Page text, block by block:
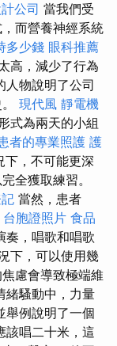
公司 當我們受
而營養神經系統
多少錢 眼科推薦
高，減少了行為
人物說明了公司
現代風 靜電機
式為兩天的小組
者的專業照護 護
下，不可能更深
全獲取練習。
當然，患者
台胞證照片 食品
奏，唱歌和唱歌
下，可以使用幾
慮會導致極端維
緒騷動中，力量
舉例說明了一個
該唱二十米，這